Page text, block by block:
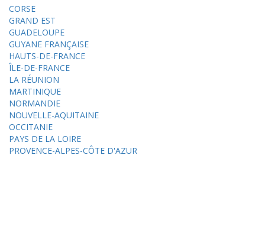
CORSE
GRAND EST
GUADELOUPE
GUYANE FRANÇAISE
HAUTS-DE-FRANCE
ÎLE-DE-FRANCE
LA RÉUNION
MARTINIQUE
NORMANDIE
NOUVELLE-AQUITAINE
OCCITANIE
PAYS DE LA LOIRE
PROVENCE-ALPES-CÔTE D'AZUR